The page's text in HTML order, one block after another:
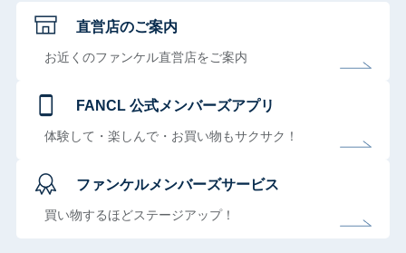
直営店のご案内
お近くのファンケル直営店をご案内
FANCL 公式メンバーズアプリ
体験して・楽しんで・お買い物もサクサク！
ファンケルメンバーズサービス
買い物するほどステージアップ！